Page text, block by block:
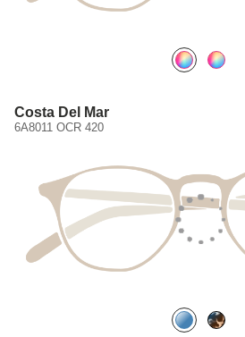
Costa Del Mar
6A8011 OCR 420